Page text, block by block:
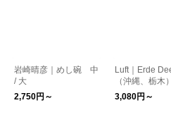
岩崎晴彦｜めし碗 中
/ 大
2,750円～
Luft｜Erde
（沖縄、栃木）
3,080円～